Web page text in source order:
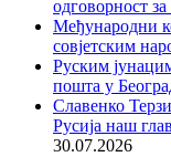
одговорност
Међународни
совјетским
Руским
пошта у
Славенко
Русија наш
30.07.2026